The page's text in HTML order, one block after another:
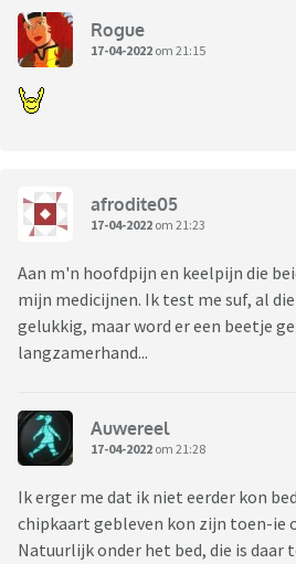
Rogue
17-04-2022 om 21:15
afrodite05
17-04-2022 om 21:23
Aan m'n hoofdpijn en keelpijn die
mijn medicijnen. Ik test me suf, al
gelukkig, maar word er een beetje
langzamerhand...
Auwereel
17-04-2022 om 21:28
Ik erger me dat ik niet eerder kon
chipkaart gebleven kon zijn toen-ie
Natuurlijk onder het bed, die is